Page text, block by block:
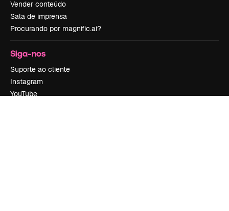
Vender conteúdo
Sala de imprensa
Procurando por magnific.ai?
Siga-nos
Suporte ao cliente
Instagram
YouTube